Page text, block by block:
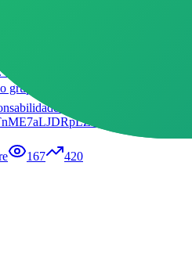
🛒✨ Bem-vindo(a) ao grupo dos
🎯 Promoções atualizadas
A administração nunca fará
confirme a informação
Fique de olho e não
167 420